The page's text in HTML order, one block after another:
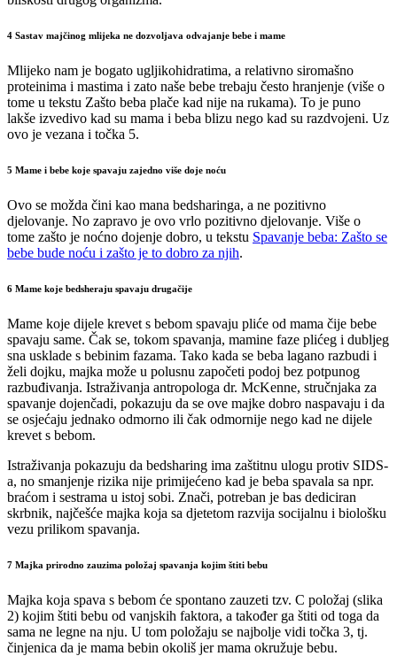
4 Sastav majčinog mlijeka ne dozvoljava odvajanje bebe i mame
Mlijeko nam je bogato ugljikohidratima, a relativno siromašno
proteinima i mastima i zato naše bebe trebaju često hranjenje (više o
tome u tekstu Zašto beba plače kad nije na rukama). To je puno
lakše izvedivo kad su mama i beba blizu nego kad su razdvojeni. Uz
ovo je vezana i točka 5.
5 Mame i bebe koje spavaju zajedno više doje noću
Ovo se možda čini kao mana bedsharinga, a ne pozitivno
djelovanje. No zapravo je ovo vrlo pozitivno djelovanje. Više o
tome zašto je noćno dojenje dobro, u tekstu Spavanje beba: Zašto se
bebe bude noću i zašto je to dobro za njih.
6 Mame koje bedsheraju spavaju drugačije
Mame koje dijele krevet s bebom spavaju pliće od mama čije bebe
spavaju same. Čak se, tokom spavanja, mamine faze plićeg i dubljeg
sna usklade s bebinim fazama. Tako kada se beba lagano razbudi i
želi dojku, majka može u polusnu započeti podoj bez potpunog
razbuđivanja. Istraživanja antropologa dr. McKenne, stručnjaka za
spavanje dojenčadi, pokazuju da se ove majke dobro naspavaju i da
se osjećaju jednako odmorno ili čak odmornije nego kad ne dijele
krevet s bebom.
Istraživanja pokazuju da bedsharing ima zaštitnu ulogu protiv SIDS-
a, no smanjenje rizika nije primijećeno kad je beba spavala sa npr.
braćom i sestrama u istoj sobi. Znači, potreban je bas dediciran
skrbnik, najčešće majka koja sa djetetom razvija socijalnu i biološku
vezu prilikom spavanja.
7 Majka prirodno zauzima položaj spavanja kojim štiti bebu
Majka koja spava s bebom će spontano zauzeti tzv. C položaj (slika
2) kojim štiti bebu od vanjskih faktora, a također ga štiti od toga da
sama ne legne na nju. U tom položaju se najbolje vidi točka 3, tj.
činjenica da je mama bebin okoliš jer mama okružuje bebu.